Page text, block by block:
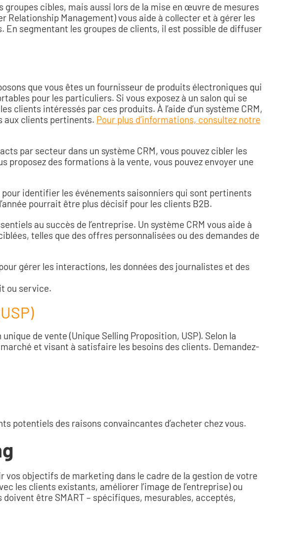
cibles, mais aussi lors de la mise en œuvre de mesures
Relationship Management) vous aide à collecter et à gérer les
En segmentant les groupes de clients, il est possible de diffuser
que vous êtes un fournisseur de produits électroniques qui
pour les particuliers. Si vous exposez à un salon qui se
intéressés par ces produits. À l’aide d’un système CRM,
aux clients pertinents. Pour plus d’informations, consultez notre
par secteur dans un système CRM, vous pouvez cibler les
des formations à la vente, vous pouvez envoyer une
pour identifier les événements saisonniers qui sont pertinents
pourrait être plus décisif pour les clients B2B.
au succès de l’entreprise. Un système CRM vous aide à
telles que des offres personnalisées ou des demandes de
gérer les interactions, les données des journalistes et des
ou service.
de vente (Unique Selling Proposition, USP). Selon la
et visant à satisfaire les besoins des clients. Demandez-
potentiels des raisons convaincantes d’acheter chez vous.
objectifs de marketing dans le cadre de la gestion de votre
les clients existants, améliorer l’image de l’entreprise) ou
être SMART – spécifiques, mesurables, acceptés,